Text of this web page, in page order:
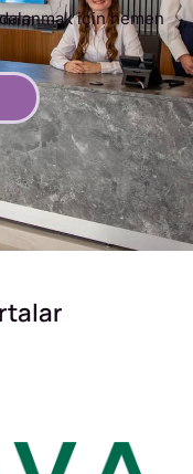
için hemen